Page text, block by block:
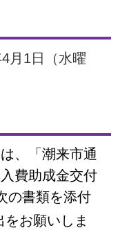
月1日（水曜
、「潮来市通
費助成金交付
の書類を添付
お願いしま